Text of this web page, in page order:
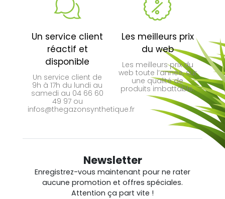
Un service client
réactif et
disponible
Un service client de
9h à 17h du lundi au
samedi au 04 66 60
49 97 ou
infos@thegazonsynthetique.fr
Les meilleurs prix
du web
Les meilleurs prix du
web toute l’année, sur
une qualité de
produits imbattable.
Newsletter
Enregistrez-vous maintenant pour ne rater
aucune promotion et offres spéciales.
Attention ça part vite !